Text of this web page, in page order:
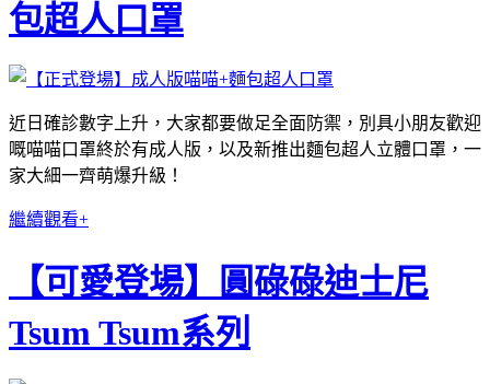
包超人口罩
近日確診數字上升，大家都要做足全面防禦，別具小朋友歡迎
嘅喵喵口罩終於有成人版，以及新推出麵包超人立體口罩，一
家大細一齊萌爆升級！
繼續觀看+
【可愛登場】圓碌碌迪士尼
Tsum Tsum系列